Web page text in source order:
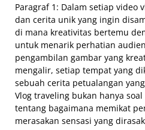
Paragraf 1: Dalam setiap video
dan cerita unik yang ingin
di mana kreativitas bertemu
untuk menarik perhatian
pengambilan gambar yang
mengalir, setiap tempat yang
sebuah cerita petualangan
Vlog traveling bukan hanya
tentang bagaimana memikat
merasakan sensasi yang